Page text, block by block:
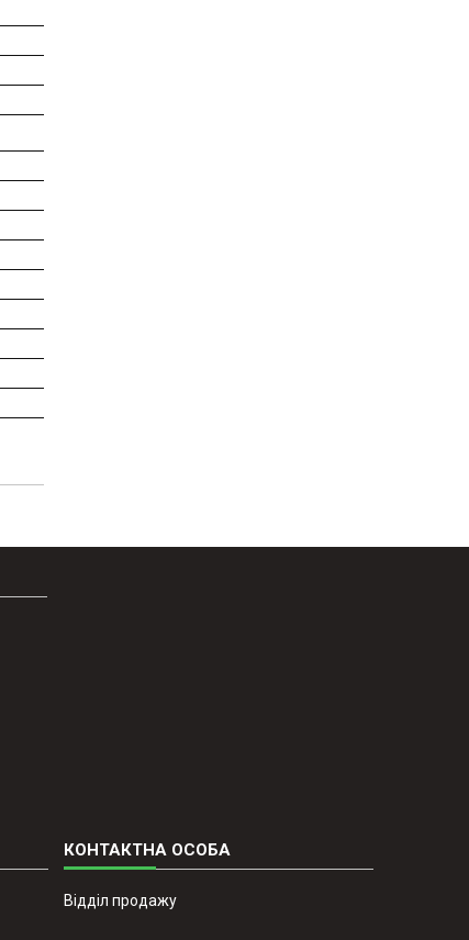
Відділ продажу